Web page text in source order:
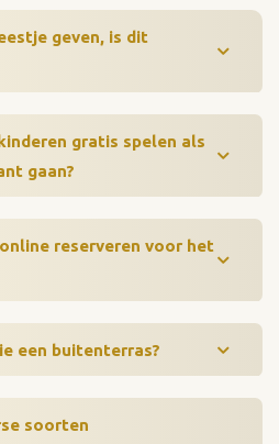
geven, is dit
gratis spelen als
gaan?
reserveren voor het
een buitenterras?
soorten